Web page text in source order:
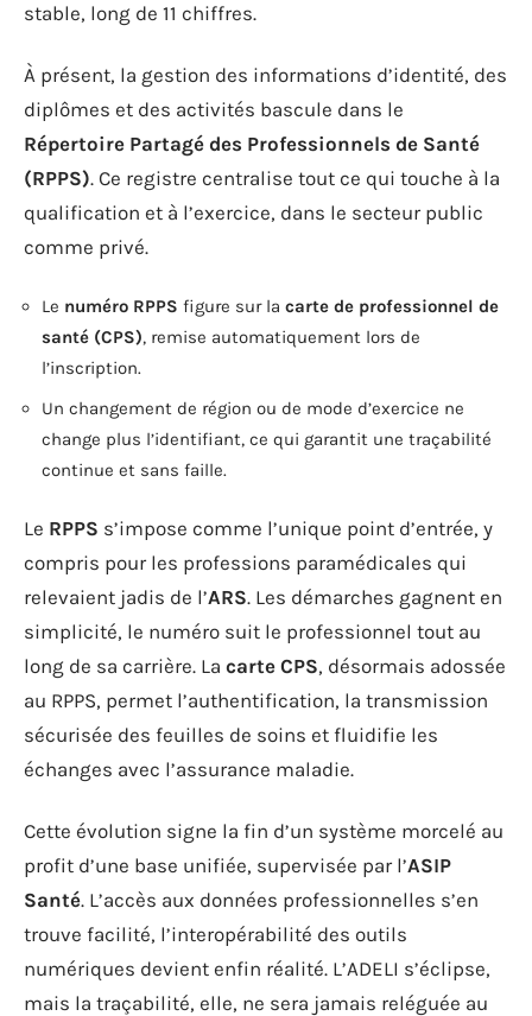
stable, long de 11 chiffres.
À présent, la gestion des informations d’identité, des
diplômes et des activités bascule dans le
Répertoire Partagé des Professionnels de Santé
(RPPS). Ce registre centralise tout ce qui touche à la
qualification et à l’exercice, dans le secteur public
comme privé.
Le numéro RPPS figure sur la carte de professionnel de
santé (CPS), remise automatiquement lors de
l’inscription.
Un changement de région ou de mode d’exercice ne
change plus l’identifiant, ce qui garantit une traçabilité
continue et sans faille.
Le RPPS s’impose comme l’unique point d’entrée, y
compris pour les professions paramédicales qui
relevaient jadis de l’ARS. Les démarches gagnent en
simplicité, le numéro suit le professionnel tout au
long de sa carrière. La carte CPS, désormais adossée
au RPPS, permet l’authentification, la transmission
sécurisée des feuilles de soins et fluidifie les
échanges avec l’assurance maladie.
Cette évolution signe la fin d’un système morcelé au
profit d’une base unifiée, supervisée par l’ASIP
Santé. L’accès aux données professionnelles s’en
trouve facilité, l’interopérabilité des outils
numériques devient enfin réalité. L’ADELI s’éclipse,
mais la traçabilité, elle, ne sera jamais reléguée au